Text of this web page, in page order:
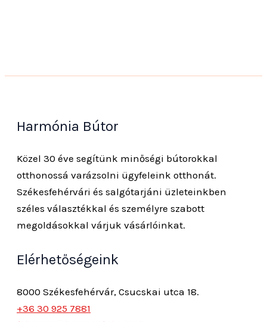
Harmónia Bútor
Közel 30 éve segítünk minőségi bútorokkal
otthonossá varázsolni ügyfeleink otthonát.
Székesfehérvári és salgótarjáni üzleteinkben
széles választékkal és személyre szabott
megoldásokkal várjuk vásárlóinkat.
Elérhetőségeink
8000 Székesfehérvár, Csucskai utca 18.
+36 30 925 7881